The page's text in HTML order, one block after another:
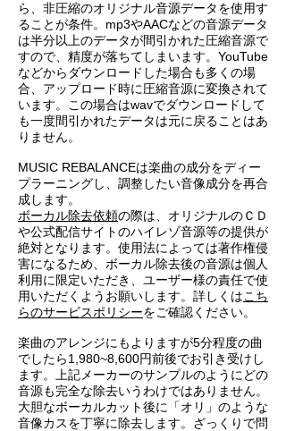
ら、非圧縮のオリジナル音源データを使用す
ることが条件。mp3やAACなどの音源データ
は半分以上のデータが間引かれた圧縮音源で
すので、精度が落ちてしまいます。YouTube
などからダウンロードした場合も多くの場
合、アップロード時に圧縮音源に変換されて
います。この場合はwavでダウンロードして
も一度間引かれたデータは元に戻ることはあ
りません。
MUSIC REBALANCEは楽曲の成分をディー
プラーニングし、調整したい音像成分を再合
成します。
ボーカル除去依頼の際は、オリジナルのＣＤ
や公式配信サイトのハイレゾ音源等の提供が
絶対となります。使用法によっては著作権侵
害になるため、ボーカル除去後の音源は個人
利用に限定いただき、ユーザー様の責任で使
用いただくようお願いします。詳しくはこち
らのサービスポリシーをご確認ください。
​楽曲のアレンジにもよりますが5分程度の曲
でしたら1,980~8,600円前後でお引き受けし
ます。上記メーカーのサンプルのようにどの
音源も完全な除去いうわけではありません。
大胆なボーカルカット後に「オリ」のような
音像カスを丁寧に除去します。ざっくりで問